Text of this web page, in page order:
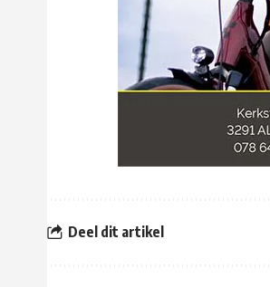
Deel dit artikel